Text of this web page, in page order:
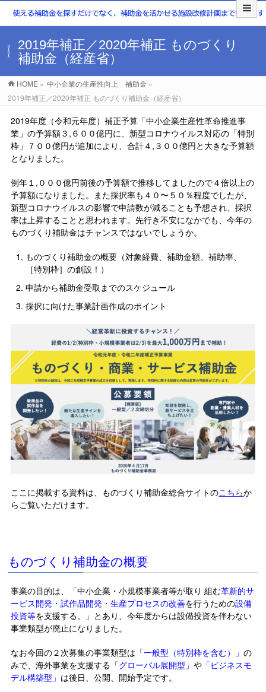
2019年補正／2020年補正 ものづくり
補助金（経産省）
HOME » 中小企業の生産性向上 補助金 »
2019年補正／2020年補正 ものづくり補助金（経産省）
2019年度（令和元年度）補正予算「中小企業生産性革命推進事
業」の予算額３,６００億円に、新型コロナウイルス対応の「特別
枠」７００億円が追加により、合計４,３００億円と大きな予算額
となりました。
例年１,０００億円前後の予算額で推移してましたので４倍以上の
予算額になりました。また採択率も４０〜５０％程度でしたが、
新型コロナウイルスの影響で申請数が減ることも予想され、採択
率は上昇することと思われます。先行き不安になかでも、今年の
ものづくり補助金はチャンスではないでしょうか。
ものづくり補助金の概要（対象経費、補助金額、補助率、
［特別枠］の創設！）
申請から補助金受取までのスケジュール
採択に向けた事業計画作成のポイント
ここに掲載する資料は、ものづくり補助金総合サイトのこちらか
らご覧いただけます。
ものづくり補助金の概要
事業の目的は、「中小企業・小規模事業者等が取り 組む革新的サ
ービス開発・試作品開発・生産プロセスの改善を行うための設備
投資等を支援する。」とあり、今年度からは設備投資を伴わない
事業類型が廃止になりました。
なお今回の２次募集の事業類型は 「一般型（特別枠を含む）」の
みで、海外事業を支援する「グローバル展開型」や 「ビジネスモ
デル構築型」 は後日、公開、開始予定です。